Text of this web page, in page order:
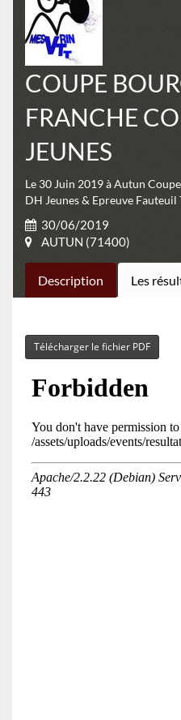
COUPE
FRANCHE
JEUNES
Le 30 Juin 2019 à Autun
DH Jeunes & Epreuve Fauteuil
30/06/2019
AUTUN (71400)
Description Les
Télécharger le fichier PDF